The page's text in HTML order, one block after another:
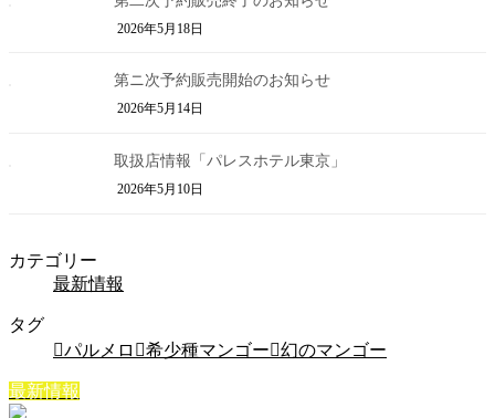
2026年5月18日
第ニ次予約販売開始のお知らせ
2026年5月14日
取扱店情報「パレスホテル東京」
2026年5月10日
カテゴリー
最新情報
タグ
パルメロ
希少種マンゴー 幻のマンゴー
最新情報